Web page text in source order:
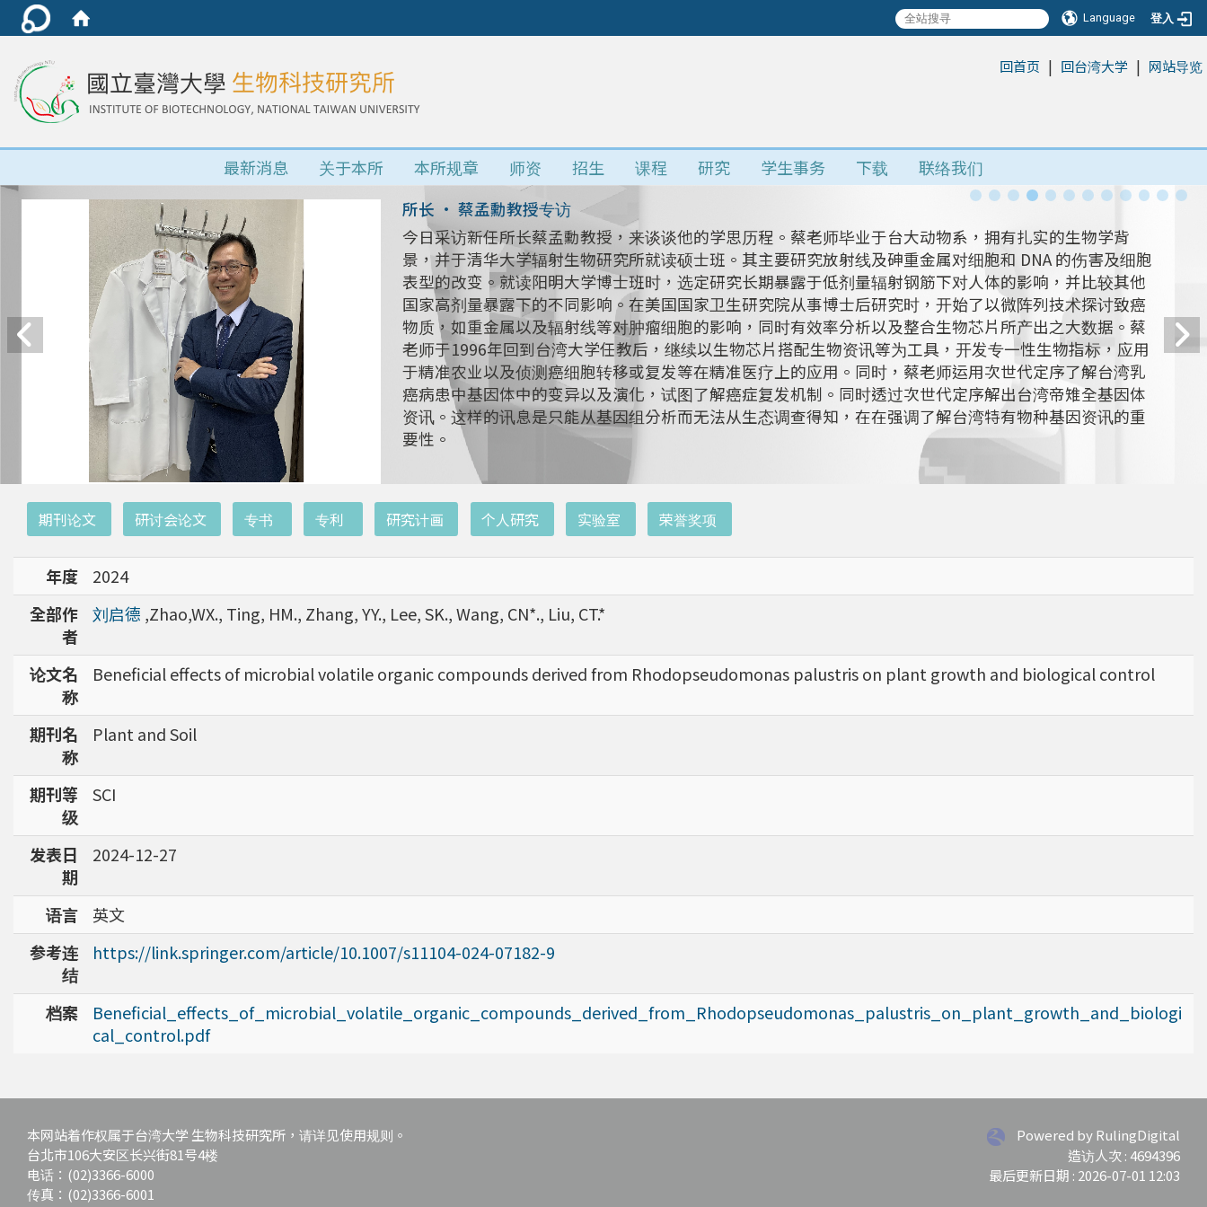
Language 登入
回首页 | 回台湾大学 | 网站导览
最新消息 关于本所 本所规章 师资 招生 课程 研究 学生事务 下载 联络我们
所长 • 蔡孟勳教授专访
今日采访新任所长蔡孟勳教授，来谈谈他的学思历程。蔡老师毕业于台大动物系，拥有扎实的生物学背
景，并于清华大学辐射生物研究所就读硕士班。其主要研究放射线及砷重金属对细胞和 DNA 的伤害及细胞
表型的改变。就读阳明大学博士班时，选定研究长期暴露于低剂量辐射钢筋下对人体的影响，并比较其他
国家高剂量暴露下的不同影响。在美国国家卫生研究院从事博士后研究时，开始了以微阵列技术探讨致癌
物质，如重金属以及辐射线等对肿瘤细胞的影响，同时有效率分析以及整合生物芯片所产出之大数据。蔡
老师于1996年回到台湾大学任教后，继续以生物芯片搭配生物资讯等为工具，开发专一性生物指标，应用
于精准农业以及侦测癌细胞转移或复发等在精准医疗上的应用。同时，蔡老师运用次世代定序了解台湾乳
癌病患中基因体中的变异以及演化，试图了解癌症复发机制。同时透过次世代定序解出台湾帝雉全基因体
资讯。这样的讯息是只能从基因组分析而无法从生态调查得知，在在强调了解台湾特有物种基因资讯的重
要性。
期刊论文 研讨会论文 专书 专利 研究计画 个人研究 实验室 荣誉奖项
年度
2024
全部作
者
刘启德 ,Zhao,WX., Ting, HM., Zhang, YY., Lee, SK., Wang, CN*., Liu, CT.*
论文名
称
Beneficial effects of microbial volatile organic compounds derived from Rhodopseudomonas palustris on plant growth and biological control
期刊名
称
Plant and Soil
期刊等
级
SCI
发表日
期
2024-12-27
语言
英文
参考连
结
https://link.springer.com/article/10.1007/s11104-024-07182-9
档案
Beneficial_effects_of_microbial_volatile_organic_compounds_derived_from_Rhodopseudomonas_palustris_on_plant_growth_and_biologi
cal_control.pdf
本网站着作权属于台湾大学 生物科技研究所，请详见使用规则。
台北市106大安区长兴街81号4楼
电话：(02)3366-6000
传真：(02)3366-6001
Powered by RulingDigital
造访人次 : 4694396
最后更新日期 : 2026-07-01 12:03